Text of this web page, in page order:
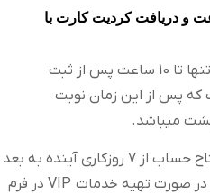
و دریافت کردیت کارت با
جهت تکمیل فرم خدمات تکمیلی تنها تا 10 ساعت پس از ثبت
پس از این زمان نوبت
میباشد.
به علت ظرفیت محدود، تاریخ افتتاح حساب از 7 روزکاری آینده به بعد
قابل تعیین میباشد. این زمان در در صورت تهیه خدمات VIP در فرم